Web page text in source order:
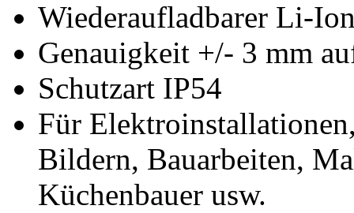
Wiederaufladbarer Li-
Genauigkeit +/- 3 mm
Schutzart IP54
Für
Bildern, Bauarbeiten,
Küchenbauer usw.